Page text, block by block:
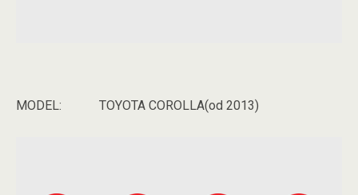
MODEL: TOYOTA COROLLA(od 2013)